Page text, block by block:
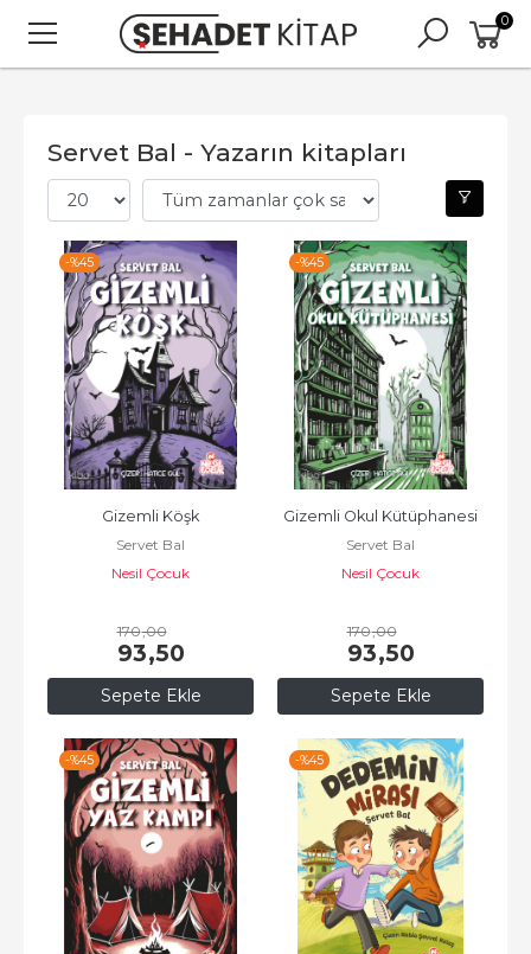
0
Servet Bal - Yazarın kitapları
-%45
Sepete Ekle
Gizemli Köşk
Servet Bal
Nesil Çocuk
170,00
93,50
-%45
Sepete Ekle
Gizemli Okul Kütüphanesi
Servet Bal
Nesil Çocuk
170,00
93,50
-%45 -%45